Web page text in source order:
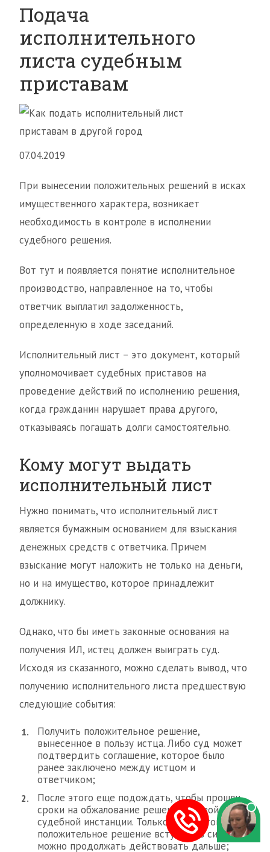
Подача
исполнительного
листа судебным
приставам
07.04.2019
При вынесении положительных решений в исках
имущественного характера, возникает
необходимость в контроле в исполнении
судебного решения.
Вот тут и появляется понятие исполнительное
производство, направленное на то, чтобы
ответчик выплатил задолженность,
определенную в ходе заседаний.
Исполнительный лист – это документ, который
уполномочивает судебных приставов на
проведение действий по исполнению решения,
когда гражданин нарушает права другого,
отказываясь погашать долги самостоятельно.
Кому могут выдать
исполнительный лист
Нужно понимать, что исполнительный лист
является бумажным основанием для взыскания
денежных средств с ответчика. Причем
взыскание могут наложить не только на деньги,
но и на имущество, которое принадлежит
должнику.
Однако, что бы иметь законные основания на
получения ИЛ, истец должен выиграть суд.
Исходя из сказанного, можно сделать вывод, что
получению исполнительного листа предшествую
следующие события:
Получить положительное решение,
вынесенное в пользу истца. Либо суд может
подтвердить соглашение, которое было
ранее заключено между истцом и
ответчиком;
После этого еще подождать, чтобы прошли
сроки на обжалование решения первой
судебной инстанции. Только после этого
положительное решение вступает в силу и
можно продолжать действовать дальше;